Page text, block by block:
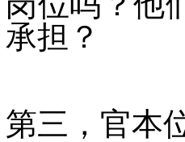
承担？
第三，官本